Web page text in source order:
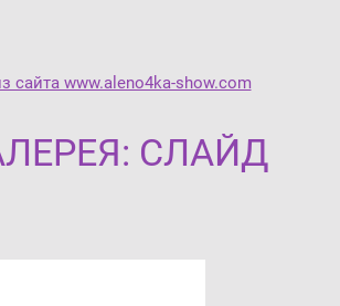
СЛАЙД